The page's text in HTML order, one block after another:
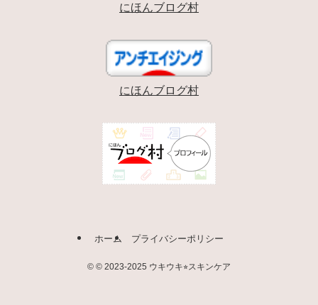
にほんブログ村
にほんブログ村
ホーム プライバシーポリシー
© © 2023-2025 ウキウキ⭐︎スキンケア